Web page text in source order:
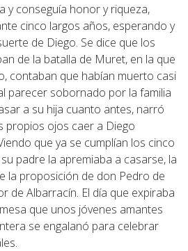
y conseguía honor y riqueza,
cinco largos años, esperando y
de Diego. Se dice que los
de la batalla de Muret, en la que
contaban que habían muerto casi
parecer sobornado por la familia
a su hija cuanto antes, narró
propios ojos caer a Diego
que ya se cumplían los cinco
padre la apremiaba a casarse, la
la proposición de don Pedro de
de Albarracín. El día que expiraba
que unos jóvenes amantes
se engalanó para celebrar